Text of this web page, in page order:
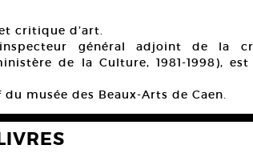
critique d’art.
général adjoint de la
de la Culture, 1981-1998),
musée des Beaux-Arts de Caen.